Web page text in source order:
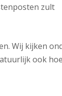
zult
Wij kijken
ook